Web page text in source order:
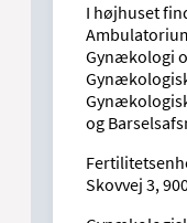
I højhuset
Gynækologi
og
Skovvej 3,